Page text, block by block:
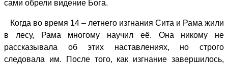
сами обрели видение Бога.
Когда во время 14 – летнего изгнания Сита и Рама жили
в лесу, Рама многому научил её. Она никому не
рассказывала об этих наставлениях, но строго
следовала им. После того, как изгнание завершилось,